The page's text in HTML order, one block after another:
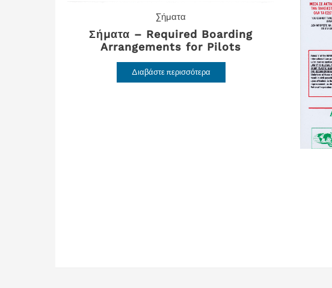
Σήματα
Σήματα – Required Boarding
Arrangements for Pilots
Διαβάστε περισσότερα